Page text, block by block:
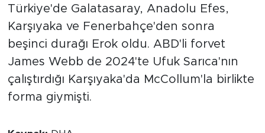
Türkiye'de Galatasaray, Anadolu Efes,
Karşıyaka ve Fenerbahçe'den sonra
beşinci durağı Erok oldu. ABD'li forvet
James Webb de 2024'te Ufuk Sarıca'nın
çalıştırdığı Karşıyaka'da McCollum'la birlikte
forma giymişti.